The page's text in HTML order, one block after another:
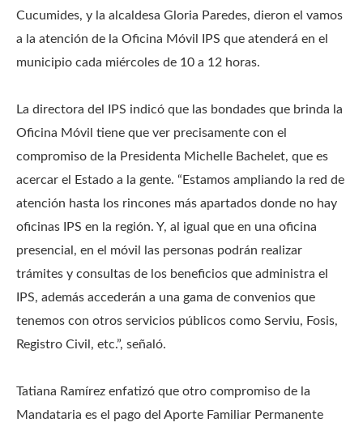
Cucumides, y la alcaldesa Gloria Paredes, dieron el vamos
a la atención de la Oficina Móvil IPS que atenderá en el
municipio cada miércoles de 10 a 12 horas.
La directora del IPS indicó que las bondades que brinda la
Oficina Móvil tiene que ver precisamente con el
compromiso de la Presidenta Michelle Bachelet, que es
acercar el Estado a la gente. “Estamos ampliando la red de
atención hasta los rincones más apartados donde no hay
oficinas IPS en la región. Y, al igual que en una oficina
presencial, en el móvil las personas podrán realizar
trámites y consultas de los beneficios que administra el
IPS, además accederán a una gama de convenios que
tenemos con otros servicios públicos como Serviu, Fosis,
Registro Civil, etc.”, señaló.
Tatiana Ramírez enfatizó que otro compromiso de la
Mandataria es el pago del Aporte Familiar Permanente